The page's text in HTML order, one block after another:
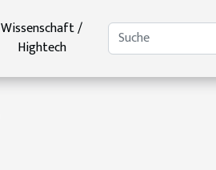
Wissenschaft /
Hightech